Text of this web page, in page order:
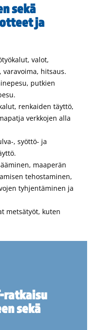
sekä
ja
valot,
hitsaus.
putkien
renkaiden täyttö,
verkkojen alla
, syöttö- ja
maaperän
tehostaminen,
tyhjentäminen ja
metsätyöt, kuten
ratkaisu
sekä